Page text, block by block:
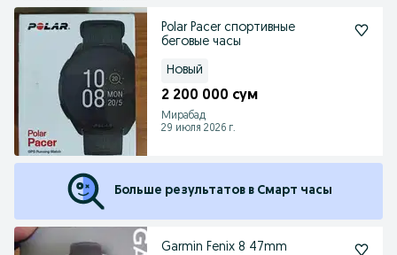
Polar Pacer спортивные
беговые часы
Новый
2 200 000 сум
Мирабад
29 июля 2026 г.
Больше результатов в Смарт часы
Garmin Fenix 8 47mm